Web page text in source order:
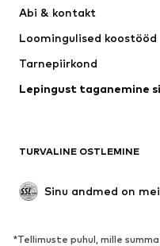
Pesu
Mantlid
Sündmused
JALANÕUD
Abi & kontakt
Loomingulised koostööd
Tarnepiirkond
Lepingust taganemine
TURVALINE OSTLEMINE
Sinu andmed on
*Tellimuste puhul, mille